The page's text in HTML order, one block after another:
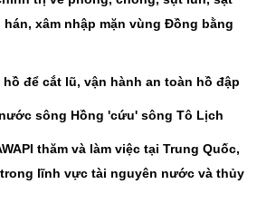
xâm nhập mặn vùng Đồng bằng
để cắt lũ, vận hành an toàn hồ đập
sông Hồng 'cứu' sông Tô Lịch
thăm và làm việc tại Trung Quốc,
lĩnh vực tài nguyên nước và thủy